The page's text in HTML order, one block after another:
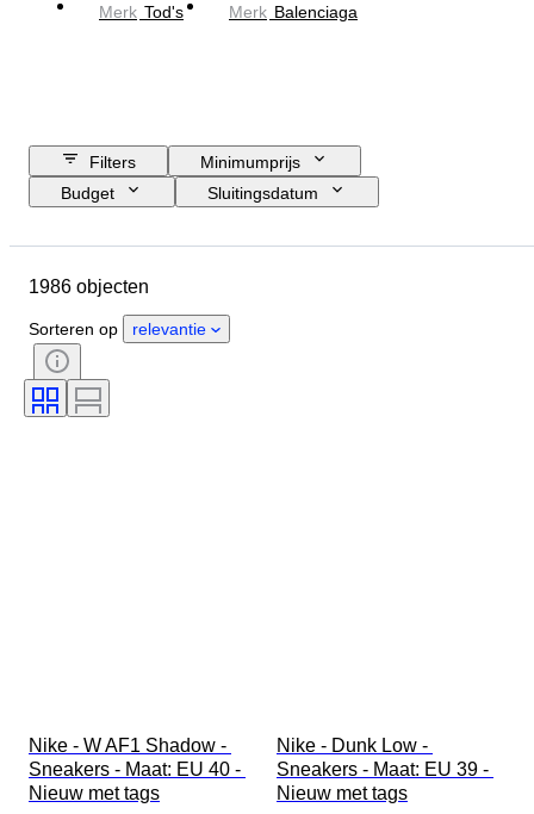
Merk Tod's Merk Balenciaga
Filters
Minimumprijs
Budget
Sluitingsdatum
Materiaal
Handtekening
Kleur
Era
Accessoires inbegrepen
Model
1986 objecten
Sorteren op relevantie
Nike - W AF1 Shadow -
Sneakers - Maat: EU 40 -
Nieuw met tags
Nike - Dunk Low -
Sneakers - Maat: EU 39 -
Nieuw met tags